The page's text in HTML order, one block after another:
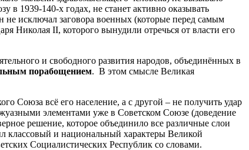
в 1939-140-х годах, не станет активно оказывать
исключал заговора военных (которые перед самым
Николая II, которого вынудили отречься от власти его
и свободного развития народов, объединённых в
порабощением. В этом смысле Великая
Союза всё его население, а с другой – не получить удар
элементами уже в Советском Союзе (доведение
решение, которое объединило все различные слои
классовый и национальный характеры Великой
Социалистических Республик со словами.